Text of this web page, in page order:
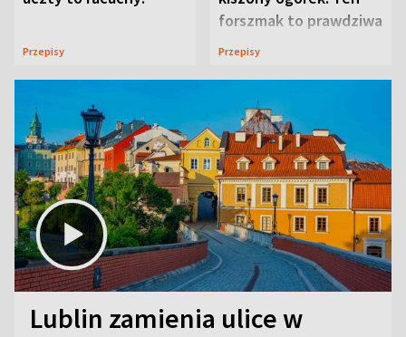
Przepisy
forszmak to prawdziwa
uczta
Przepisy
Lublin zamienia ulice w